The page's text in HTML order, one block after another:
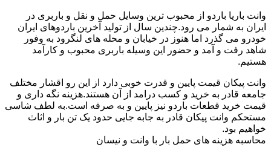
وانت باریا باردو از محبوب ترین وسایل حمل و نقل و باربری در
ایران به شمار می رود.چندین سال از تولید آخرین باردوهای ایران
خودرو می گذرد اما هنوز در خیابان و محله های لنگرود به وفور
شاهد رفت و آمد و حضور این وسیله باربری محبوب و کارآمد
هستیم.
وانت پیکان قیمت پایین و قدرت خوبی دارد از این رو اقشار مختلف
جامعه قادر به خرید و کسب درامد از آن هستند.هزینه نگه داری و
قیمت خرید قطعات باردو نیز پایین و به صرفه است.به لطف شاسی
مستحکم وانت پیکان قادر به جابه جایی حدود یک تن بار و اثاث
خواهیم بود.
محاسبه هزینه های حمل بار با وانت و نیسان